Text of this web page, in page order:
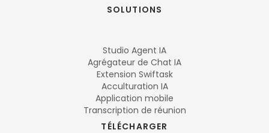
SOLUTIONS
Studio Agent IA
Agrégateur de Chat IA
Extension Swiftask
Acculturation IA
Application mobile
Transcription de réunion
TÉLÉCHARGER